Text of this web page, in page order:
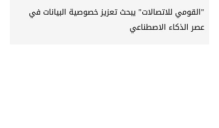
"القومي للاتصالات" يبحث تعزيز خصوصية البيانات في
عصر الذكاء الاصطناعي